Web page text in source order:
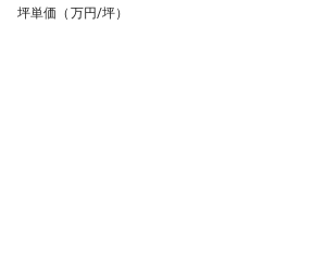
坪単価（万円/坪）